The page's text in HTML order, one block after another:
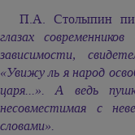
П.А. Столыпин
глазах
зависимости,
«Увижу ль я народ
царя...». А ведь
несовместимая с
словами».